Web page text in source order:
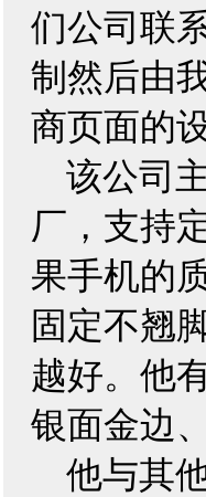
们公司联
制然后由
商页面的
该公司
厂，支持
果手机的
固定不翘
越好。他
银面金边
他与其